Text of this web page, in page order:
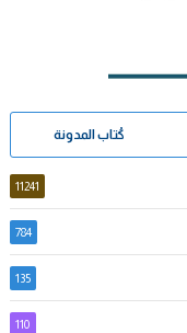
كُتاب المدونة
11241
784
135
110